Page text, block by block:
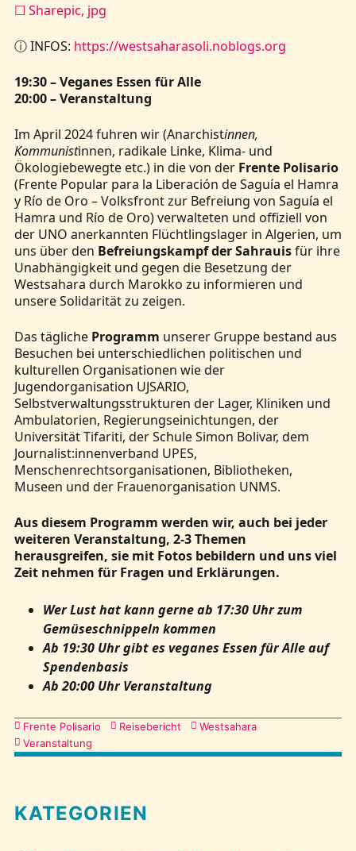
☐ Sharepic, jpg
ⓘ INFOS: https://westsaharasoli.noblogs.org
19:30 – Veganes Essen für Alle
20:00 – Veranstaltung
Im April 2024 fuhren wir (Anarchistinnen,
Kommunistinnen, radikale Linke, Klima- und
Ökologiebewegte etc.) in die von der Frente Polisario
(Frente Popular para la Liberación de Saguía el Hamra
y Río de Oro – Volksfront zur Befreiung von Saguía el
Hamra und Río de Oro) verwalteten und offiziell von
der UNO anerkannten Flüchtlingslager in Algerien, um
uns über den Befreiungskampf der Sahrauisfür ihre
Unabhängigkeit und gegen die Besetzung der
Westsahara durch Marokko zu informieren und
unsere Solidarität zu zeigen.
Das tägliche Programm unserer Gruppe bestand aus
Besuchen bei unterschiedlichen politischen und
kulturellen Organisationen wie der
Jugendorganisation UJSARIO,
Selbstverwaltungsstrukturen der Lager, Kliniken und
Ambulatorien, Regierungseinichtungen, der
Universität Tifariti, der Schule Simon Bolivar, dem
Journalist:innenverband UPES,
Menschenrechtsorganisationen, Bibliotheken,
Museen und der Frauenorganisation UNMS.
Aus diesem Programm werden wir, auch bei jeder
weiteren Veranstaltung, 2-3 Themen
herausgreifen, sie mit Fotos bebildern und uns viel
Zeit nehmen für Fragen und Erklärungen.
Wer Lust hat kann gerne ab 17:30 Uhr zum
Gemüseschnippeln kommen
Ab 19:30 Uhr gibt es veganes Essen für Alle auf
Spendenbasis
Ab 20:00 Uhr Veranstaltung
Kategorien
Frente Polisario Reisebericht
Westsahara
Veranstaltung
KATEGORIEN